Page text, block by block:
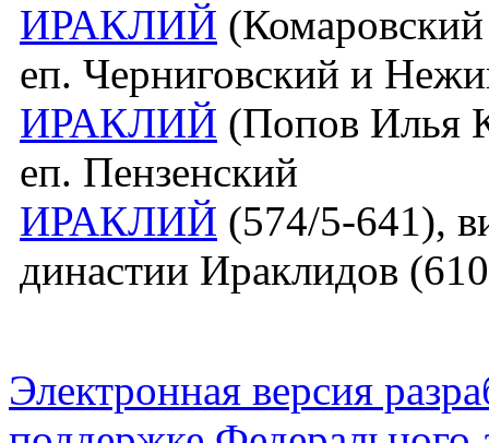
ИРАКЛИЙ
еп. Черниговский и
ИРАКЛИЙ (Попов Илья
еп. Пензенский
ИРАКЛИЙ (574/5-641),
династии Ираклидов
Электронная версия